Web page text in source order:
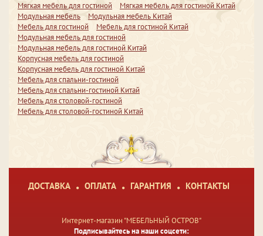
Мягкая мебель для гостиной
Мягкая мебель для гостиной Китай
Модульная мебель
Модульная мебель Китай
Мебель для гостиной
Мебель для гостиной Китай
Модульная мебель для гостиной
Модульная мебель для гостиной Китай
Корпусная мебель для гостиной
Корпусная мебель для гостиной Китай
Мебель для спальни-гостиной
Мебель для спальни-гостиной Китай
Мебель для столовой-гостиной
Мебель для столовой-гостиной Китай
ДОСТАВКА ОПЛАТА ГАРАНТИЯ КОНТАКТЫ
Интернет-магазин "МЕБЕЛЬНЫЙ ОСТРОВ"
Подписывайтесь на наши соцсети: